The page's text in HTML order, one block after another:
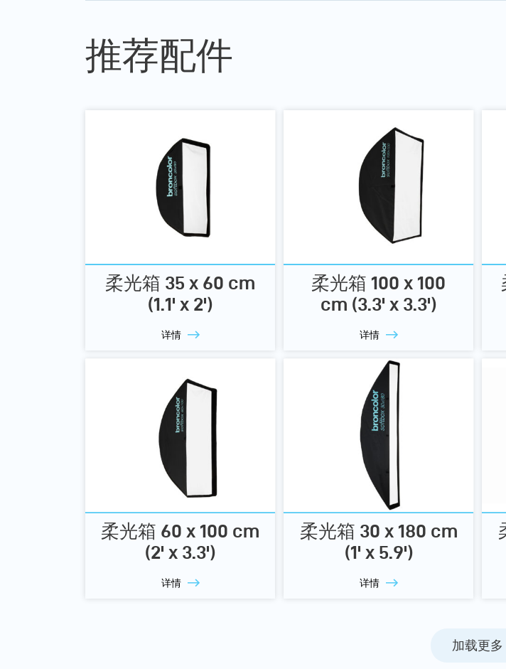
推荐配件
柔光箱 35 x 60 cm
(1.1' x 2')
详情
柔光箱 100 x 100
cm (3.3' x 3.3')
详情
柔光箱 60 x 100 cm
(2' x 3.3')
详情
柔光箱 30 x 180 cm
(1' x 5.9')
详情
加载更多